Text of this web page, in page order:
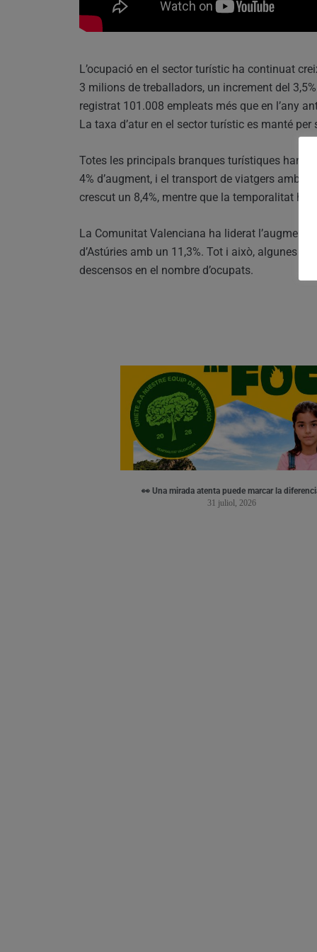
L’ocupació en el sector turístic ha continuat
3 milions de treballadors, un increment del
registrat 101.008 empleats més que en l’any
La taxa d’atur en el sector turístic es manté
Totes les principals branques turístiques han
4% d’augment, i el transport de viatgers amb
crescut un 8,4%, mentre que la temporalitat ha
La Comunitat Valenciana ha liderat l’augment
d’Astúries amb un 11,3%. Tot i això, algunes
descensos en el nombre d’ocupats.
👀 Una mirada atenta puede marcar la
31 juliol, 2026